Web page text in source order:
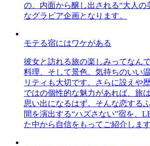
の、内面から醸し出される“大人の
なグラビア企画となります。
モテる宿にはワケがある
彼女と訪れる旅の楽しみってなん
料理、そして景色。気持ちのいい
リティも大切です。さらに設えや
ではの個性的な魅力があれば、旅
思い出になるはず。そんな恋する
間を演出する“ハズさない”宿を、
た中から自信をもってご紹介します